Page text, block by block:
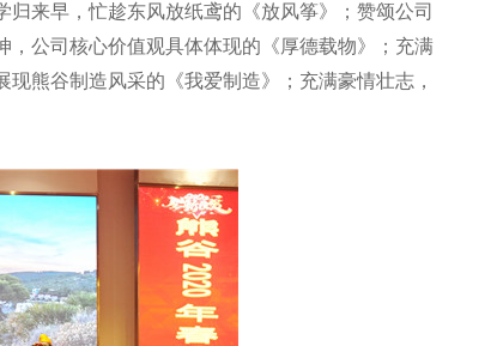
来早，忙趁东风放纸鸢的《放风筝》；赞颂公司
公司核心价值观具体体现的《厚德载物》；充满
熊谷制造风采的《我爱制造》；充满豪情壮志，